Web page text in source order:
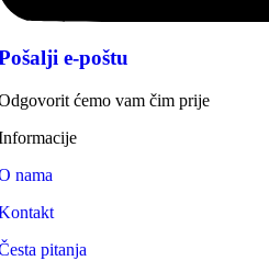
e-poštu
ćemo vam čim prije
nama
pitanja